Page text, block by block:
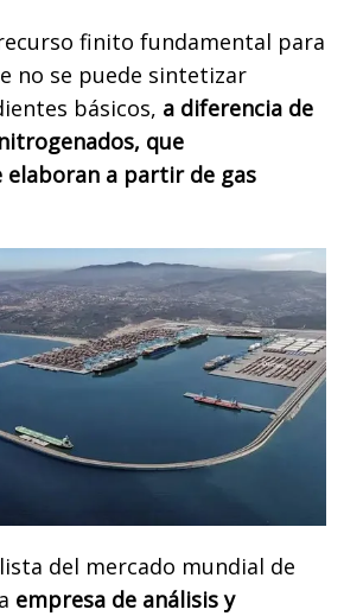
finito fundamental para
no se puede sintetizar
básicos, a diferencia de
que
elaboran a partir de gas
del mercado mundial de
empresa de análisis y